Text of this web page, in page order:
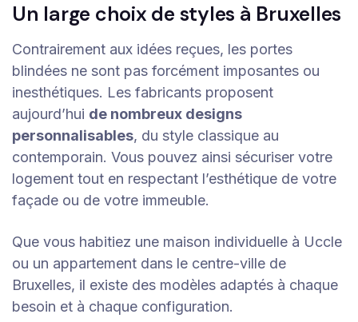
Un large choix de styles à Bruxelles
Contrairement aux idées reçues, les portes
blindées ne sont pas forcément imposantes ou
inesthétiques. Les fabricants proposent
aujourd’hui de nombreux designs
personnalisables, du style classique au
contemporain. Vous pouvez ainsi sécuriser votre
logement tout en respectant l’esthétique de votre
façade ou de votre immeuble.
Que vous habitiez une maison individuelle à Uccle
ou un appartement dans le centre-ville de
Bruxelles, il existe des modèles adaptés à chaque
besoin et à chaque configuration.